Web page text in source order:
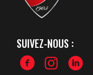
SUIVEZ-NOUS :